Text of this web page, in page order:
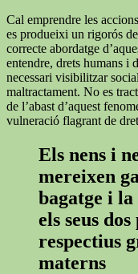
Cal emprendre les
es produeixi un rigorós
correcte abordatge
entendre, drets humans i
necessari visibilitzar
maltractament. No es
de l’abast d’aquest
vulneració flagrant de
Els nens i
mereixen
bagatge i
els seus
respectius
materns